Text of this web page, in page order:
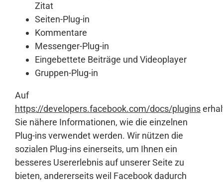
Zitat
Seiten-Plug-in
Kommentare
Messenger-Plug-in
Eingebettete Beiträge und Videoplayer
Gruppen-Plug-in
Auf
https://developers.facebook.com/docs/plugins
Sie nähere Informationen, wie die einzelnen
Plug-ins verwendet werden. Wir nützen die
sozialen Plug-ins einerseits, um Ihnen ein
besseres Usererlebnis auf unserer Seite zu
bieten, andererseits weil Facebook dadurch